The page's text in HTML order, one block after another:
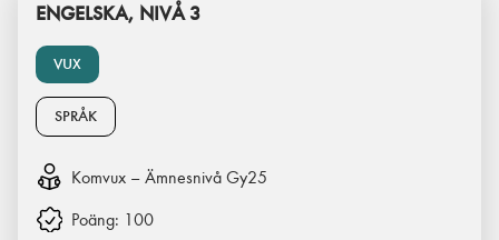
VUX
ENGELSKA, NIVÅ 3
SPRÅK
Komvux – Ämnesnivå Gy25
Poäng: 100